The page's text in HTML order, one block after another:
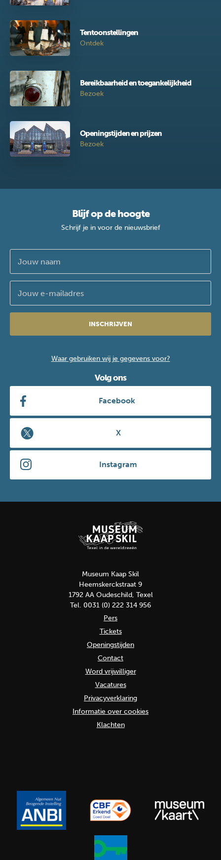
Tentoonstellingen
Ontdek
Bereikbaarheid en toegankelijkheid
Bezoek
Openingstijden en prijzen
Bezoek
Blijf op de hoogte
Schrijf je in voor de nieuwsbrief
INSCHRIJVEN
Waar gebruiken wij je gegevens voor?
Volg ons
Facebook
X
Instagram
Museum Kaap Skil
Heemskerckstraat 9
1792 AA Oudeschild, Texel
Tel. 0031 (0) 222 314 956
Pers
Tickets
Openingstijden
Contact
Word vrijwilliger
Vacatures
Privacyverklaring
Informatie over cookies
Klachten